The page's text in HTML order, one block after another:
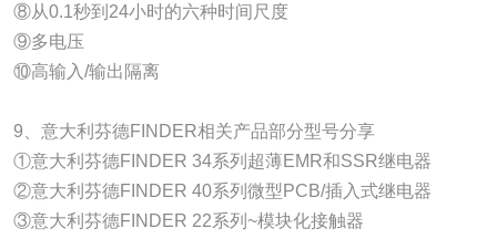
⑧从0.1秒到24小时的六种时间尺度
⑨多电压
⑩高输入/输出隔离
9、意大利芬德FINDER相关产品部分型号分享
①意大利芬德FINDER 34系列超薄EMR和SSR继电器
②意大利芬德FINDER 40系列微型PCB/插入式继电器
③意大利芬德FINDER 22系列~模块化接触器